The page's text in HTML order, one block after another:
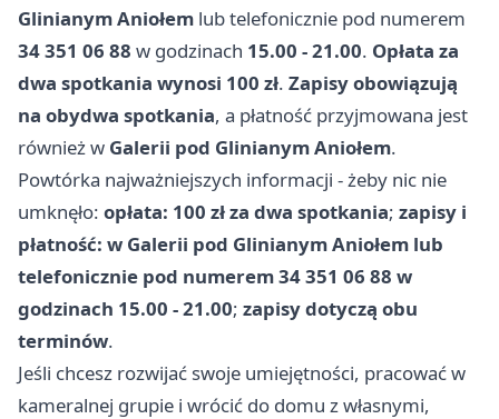
Glinianym Aniołem lub telefonicznie pod numerem
34 351 06 88 w godzinach 15.00 - 21.00. Opłata za
dwa spotkania wynosi 100 zł. Zapisy obowiązują
na obydwa spotkania, a płatność przyjmowana jest
również w Galerii pod Glinianym Aniołem.
Powtórka najważniejszych informacji - żeby nic nie
umknęło: opłata: 100 zł za dwa spotkania; zapisy i
płatność: w Galerii pod Glinianym Aniołem lub
telefonicznie pod numerem 34 351 06 88 w
godzinach 15.00 - 21.00; zapisy dotyczą obu
terminów.
Jeśli chcesz rozwijać swoje umiejętności, pracować w
kameralnej grupie i wrócić do domu z własnymi,